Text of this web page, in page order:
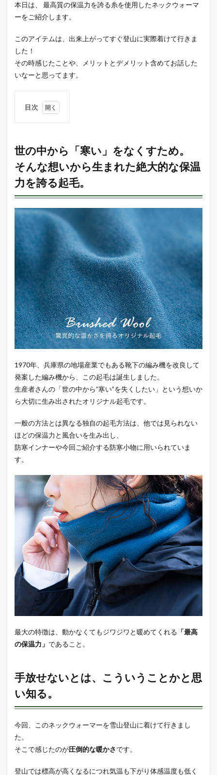
本日は、 最高質の保温力を誇る糸を使用したネックウォーマ
ーをご紹介します。
このアイテムは、出来上がってすぐ登山に実際着けて行きま
した！
その時感じたことや、メリットとデメリット含めてお話した
いなーと思ってます。
目次
ら
「寒
い」
をな
くす
た
め。
そん
な想
いか
ら生
まれ
た絶
大的
な保
る起
毛。
2
手放
せな
いと
こう
いう
こと
かと
思い
知
3
①肌
を優
込む
のあ
る起
毛
②暖
かす
ぎる
保温
力
5
ジナ
ル起
のポ
イン
ト
③【個
人的感
想】保
温力の
メリッ
メリッ
7
ご紹
世の中から「寒い」をなくすため。
そんな想いから生まれた絶大的な保温
力を誇る起毛。
1970年、兵庫県の地場産業でもある靴下の編み機を改良して
発案した編み機から、この起毛は誕生しました。
生産者さんの「世の中から”寒い”を失くしたい」という想いか
ら大切に生み出されたオリジナル起毛です。
一般の方法とは異なる独自の起毛方法は、他では見られない
ほどの保温力と風合いを生み出し、
防寒インナーや今回ご紹介する防寒小物に用いられていま
す。
最大の特徴は、動かなくてもジワジワと暖めてくれる 「最高
の保温力」 であること。
手放せないとは、こういうことかと思
い知る。
今回、このネックウォーマーを雪山登山に着けて行きまし
た。
そこで感じたのが圧倒的な暖かさです。
登山では標高が高くなるにつれ気温も下がり体感温度も低く